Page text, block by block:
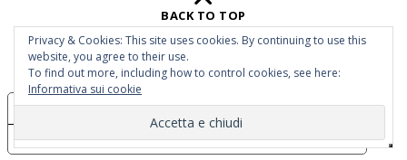
BACK TO TOP
Privacy & Cookies: This site uses cookies. By continuing to use this
website, you agree to their use.
To find out more, including how to control cookies, see here:
Informativa sui cookie
Informativa sulla raccolta
Le tue preferenze relative alla privacy